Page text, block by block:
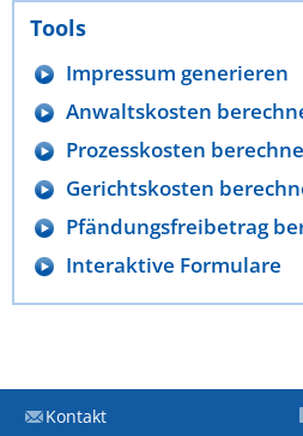
Tools
Impressum generieren
Anwaltskosten
Prozesskosten
Gerichtskosten
Pfändungsfreibetrag
Interaktive Formulare
Kontakt